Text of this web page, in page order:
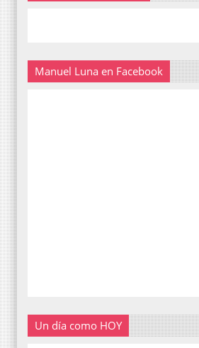
Manuel Luna en Facebook
Un día como HOY